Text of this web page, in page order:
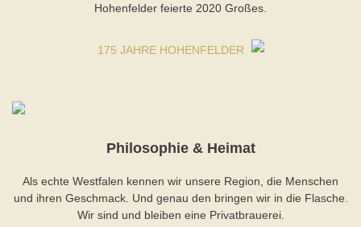
Hohenfelder feierte 2020 Großes.
175 JAHRE HOHENFELDER
Philosophie & Heimat
Als echte Westfalen kennen wir unsere Region, die Menschen
und ihren Geschmack. Und genau den bringen wir in die Flasche.
Wir sind und bleiben eine Privatbrauerei.